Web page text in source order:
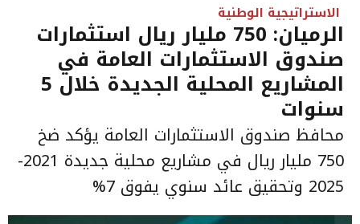
الاستراتيجية الوطنية
الرميان: 750 مليار ريال استثمارات
صندوق الاستثمارات العامة في
المشاريع المحلية الجديدة خلال 5
سنوات
محافظ صندوق الاستثمارات العامة يؤكد ضخ
750 مليار ريال في مشاريع محلية جديدة 2021-
2025 وتحقيق عائد سنوي يفوق 7%